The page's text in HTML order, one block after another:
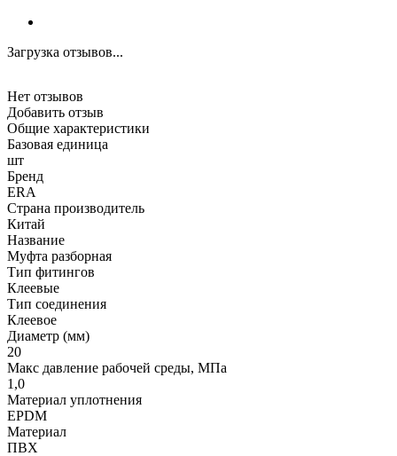
Загрузка отзывов...
Нет отзывов
Добавить отзыв
Общие характеристики
Базовая единица
шт
Бренд
ERA
Страна производитель
Китай
Название
Муфта разборная
Тип фитингов
Клеевые
Тип соединения
Клеевое
Диаметр (мм)
20
Макс давление рабочей среды, МПа
1,0
Материал уплотнения
EPDM
Материал
ПВХ